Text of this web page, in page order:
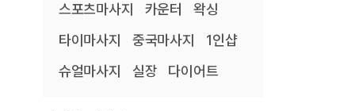
스포츠마사지
카운터
왁싱
타이마사지
중국마사지
1인샵
슈얼마사지
실장 다이어트